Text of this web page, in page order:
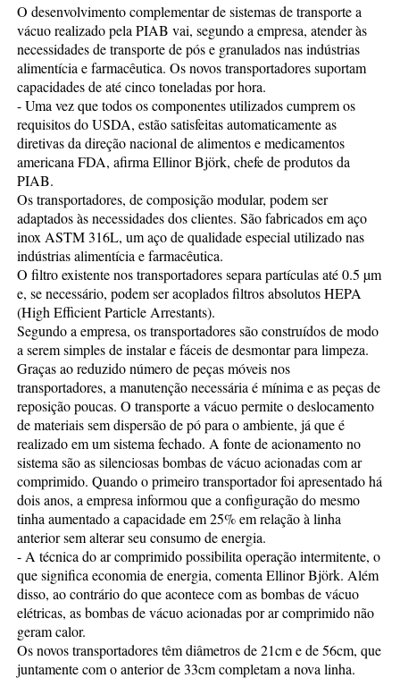
O desenvolvimento complementar de sistemas de transporte a
vácuo realizado pela PIAB vai, segundo a empresa, atender às
necessidades de transporte de pós e granulados nas indústrias
alimentícia e farmacêutica. Os novos transportadores suportam
capacidades de até cinco toneladas por hora.
- Uma vez que todos os componentes utilizados cumprem os
requisitos do USDA, estão satisfeitas automaticamente as
diretivas da direção nacional de alimentos e medicamentos
americana FDA, afirma Ellinor Björk, chefe de produtos da
PIAB.
Os transportadores, de composição modular, podem ser
adaptados às necessidades dos clientes. São fabricados em aço
inox ASTM 316L, um aço de qualidade especial utilizado nas
indústrias alimentícia e farmacêutica.
O filtro existente nos transportadores separa partículas até 0.5 µm
e, se necessário, podem ser acoplados filtros absolutos HEPA
(High Efficient Particle Arrestants).
Segundo a empresa, os transportadores são construídos de modo
a serem simples de instalar e fáceis de desmontar para limpeza.
Graças ao reduzido número de peças móveis nos
transportadores, a manutenção necessária é mínima e as peças de
reposição poucas. O transporte a vácuo permite o deslocamento
de materiais sem dispersão de pó para o ambiente, já que é
realizado em um sistema fechado. A fonte de acionamento no
sistema são as silenciosas bombas de vácuo acionadas com ar
comprimido. Quando o primeiro transportador foi apresentado há
dois anos, a empresa informou que a configuração do mesmo
tinha aumentado a capacidade em 25% em relação à linha
anterior sem alterar seu consumo de energia.
- A técnica do ar comprimido possibilita operação intermitente, o
que significa economia de energia, comenta Ellinor Björk. Além
disso, ao contrário do que acontece com as bombas de vácuo
elétricas, as bombas de vácuo acionadas por ar comprimido não
geram calor.
Os novos transportadores têm diâmetros de 21cm e de 56cm, que
juntamente com o anterior de 33cm completam a nova linha.